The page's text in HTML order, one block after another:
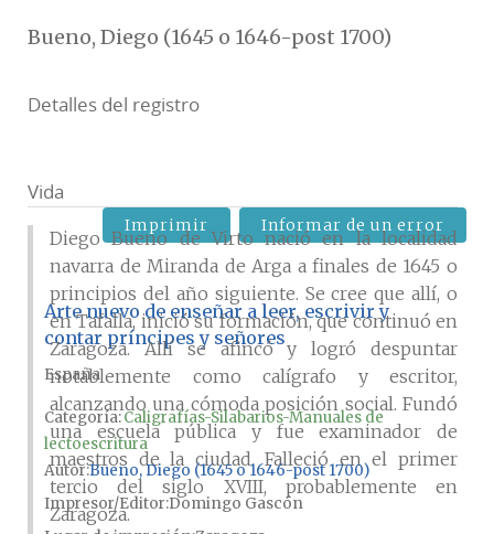
Bueno, Diego (1645 o 1646-post 1700)
Detalles del registro
Vida
Diego Bueno de Virto nació en la localidad
navarra de Miranda de Arga a finales de 1645 o
principios del año siguiente. Se cree que allí, o
en Tafalla, inició su formación, que continuó en
Zaragoza. Allí se afincó y logró despuntar
notablemente como calígrafo y escritor,
alcanzando una cómoda posición social. Fundó
una escuela pública y fue examinador de
maestros de la ciudad. Falleció en el primer
tercio del siglo XVIII, probablemente en
Zaragoza.
Imprimir Informar de un error
Arte nuevo de enseñar a leer, escrivir y
contar príncipes y señores
España
Categoría:Caligrafías-Silabarios-Manuales de
lectoescritura
Autor Bueno, Diego (1645 o 1646-post 1700)
Impresor/Editor Domingo Gascón